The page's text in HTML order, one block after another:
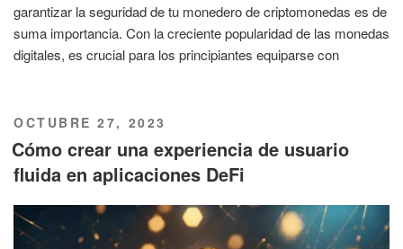
garantizar la seguridad de tu monedero de criptomonedas es de
suma importancia. Con la creciente popularidad de las monedas
digitales, es crucial para los principiantes equiparse con
PUBLICADO
EL
OCTUBRE 27, 2023
Cómo crear una experiencia de usuario
fluida en aplicaciones DeFi